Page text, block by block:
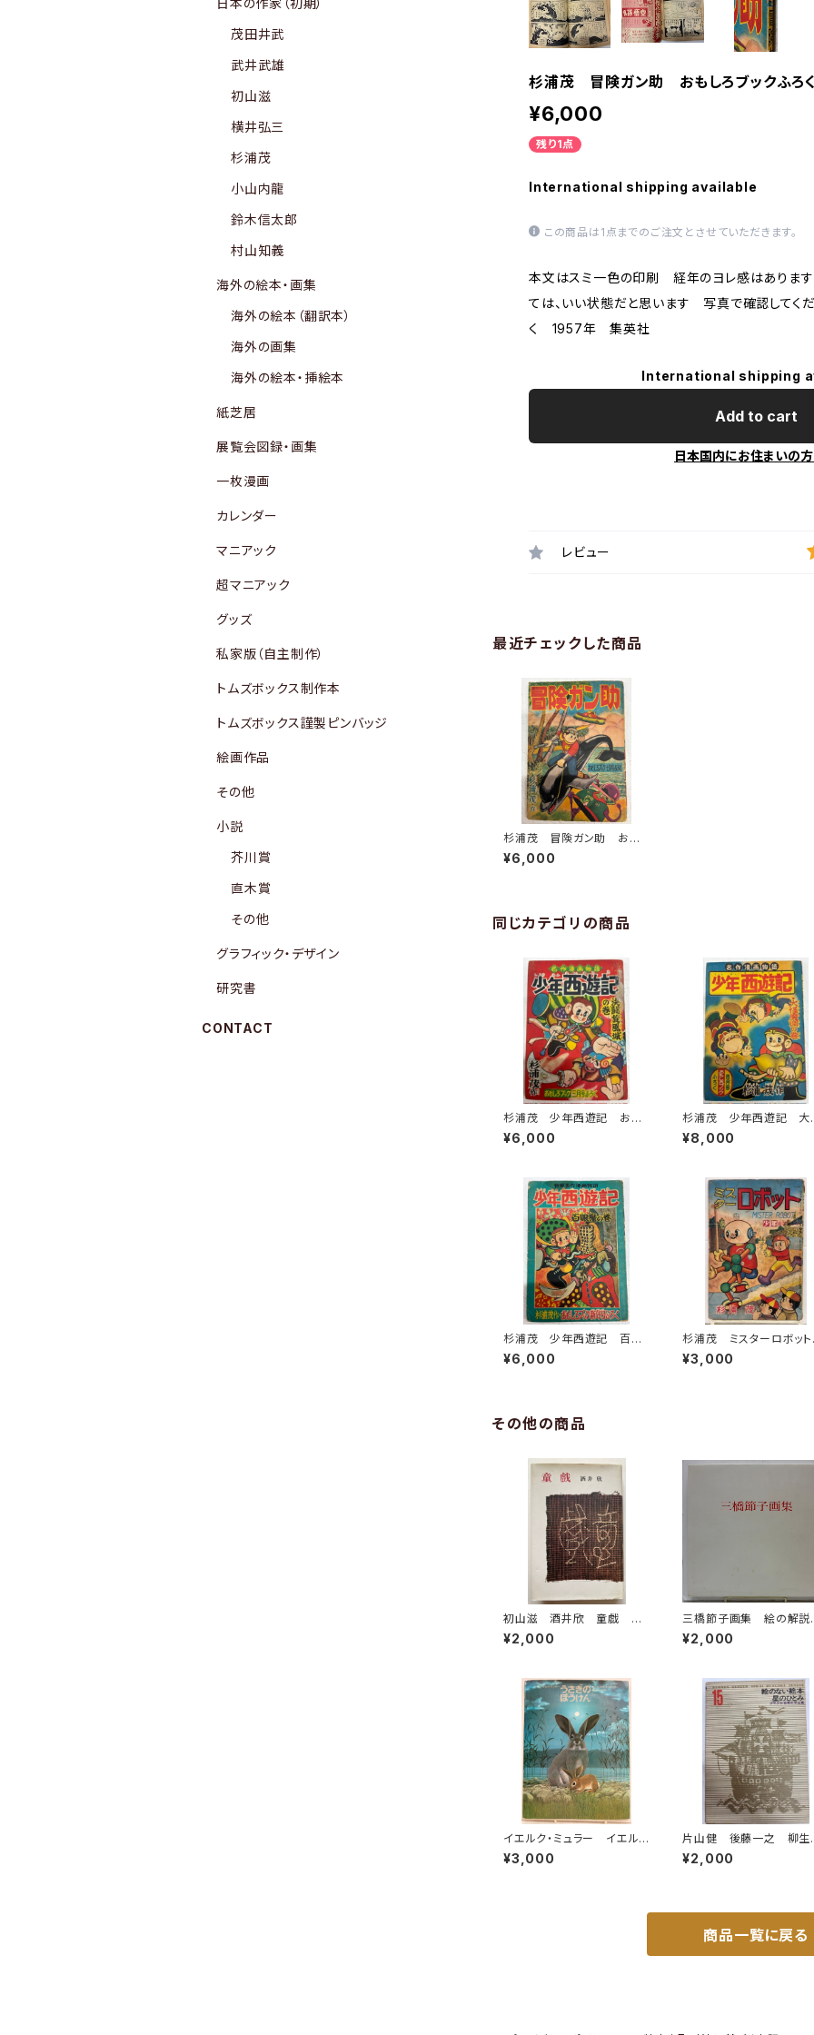
杉浦茂 冒険ガン助 おもしろブックふ
¥6,000
残り1点
International shipping available
この商品は1点までのご注文とさせていただきます。
本文はスミ一色の印刷 経年のヨレ感はあります
ては、いい状態だと思います 写真で確認してく
く 1957年 集英社
International shipping
Add to cart
日本国内にお住まいの
レビュー
最近チェックした商品
杉浦茂 冒険ガン助 おも
しろブックふろく 1957年
集英社
¥6,000
同じカテゴリの商品
杉浦茂 少年西遊記 おも
しろブック三月号付録 195
6年 集英社
¥6,000
杉浦茂 少年西遊記 大
魔洞の巻 おもしろブック
ろく 1956年 集英社
¥8,000
杉浦茂 少年西遊記 百眼
魔の巻 おもしろブック新年
号付録 1956年 おもしろ
¥6,000
杉浦茂 ミスターロボッ
少年新年号付録 1959
¥3,000
その他の商品
初山滋 酒井欣 童戯 昭
和58年 復刻版 第一書房
刊
¥2,000
三橋節子画集 絵の解説
鈴木靖将による手書きの識
語 1992年 どくだみ会
¥2,000
イエルク・ミュラー イエルク
・シュタイナー うさぎのぼう
けん 佐々木元 訳 1978
¥3,000
片山健 後藤一之 柳生
一郎 少年少女世界文学
集15 絵のない絵本 星
¥2,000
商品一覧に戻る
日本の作家（初期）
茂田井武
武井武雄
初山滋
横井弘三
杉浦茂
小山内龍
鈴木信太郎
村山知義
海外の絵本・画集
海外の絵本（翻訳本）
海外の画集
海外の絵本・挿絵本
紙芝居
展覧会図録・画集
一枚漫画
カレンダー
マニアック
超マニアック
グッズ
私家版（自主制作）
トムズボックス制作本
トムズボックス謹製ピンバッジ
絵画作品
その他
小説
芥川賞
直木賞
その他
グラフィック・デザイン
研究書
CONTACT